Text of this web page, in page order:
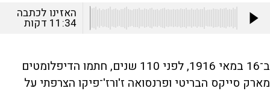
האזינו לכתבה
11:34 דקות
ב־16 במאי 1916, לפני 110 שנים, חתמו הדיפלומטים
מארק סייקס הבריטי ופרנסואה ז'ורז'־פיקו הצרפתי על